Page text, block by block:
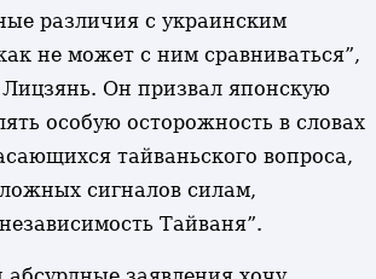
различия с украинским
не может с ним сравниваться”,
Он призвал японскую
особую осторожность в словах
тайваньского вопроса,
сигналов силам,
Тайваня”.